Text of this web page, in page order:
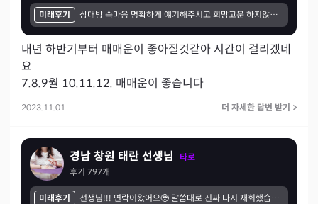
미래후기 상대방 속마음 명확하게 얘기해주시고 희망고문 하지않으시고 있는 사실대로 얘기해주세요 근데 그게 맞는 부분들이 시간이 지나고나니 맞는 부분이 많다라는게 느껴지더라구요 다소 실망스러운 결과이긴하나 틀린게 이니기에 잘 들었습니다 감사해요
내년 하반기부터 매매운이 좋아질것같아 시간이 걸리겠네
요
7.8.9월 10.11.12. 매매운이 좋습니다
2023.11.01 더 자세한 답변 받기 >
경남 창원 태란 선생님
타로
후기 797개
미래후기 선생님!!! 연락이왔어요🥹 말씀대로 진짜 다시 재회했습니다 선생님덕분입니다🥹 선생님께서 1-2주사이에 강하다고 하셨는데 8일째전화가오고 진심으로 서로 대화했어요 이번에 저도 반성하는부분이 있어요 선생님 또다시 너무 감사하고 감사합니다 속마음도 정확하시고 매번 연애문제 직장문제 다 깔끔하게미래를 말씀해주시고 힘도 얻어갑니다!! 다음에도 고민생기면 이번처럼 오겠습니다😊